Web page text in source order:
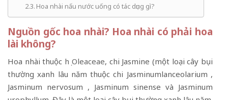
Hoa nhài nấu nước uống có tác dụng gì?
Nguồn gốc hoa nhài? Hoa nhài có phải hoa
lài không?
Hoa nhài thuộc họ Oleaceae, chi Jasmine (một loại cây bụi
thường xanh lâu năm thuộc chi Jasminumlanceolarium ,
Jasminum nervosum , Jasminum sinense và Jasminum